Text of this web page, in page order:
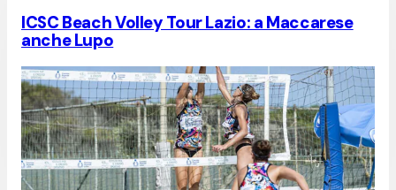
ICSC Beach Volley Tour Lazio: a Maccarese
anche Lupo